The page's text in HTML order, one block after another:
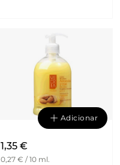
Adicionar
1,35 €
0,27 € / 10 ml.